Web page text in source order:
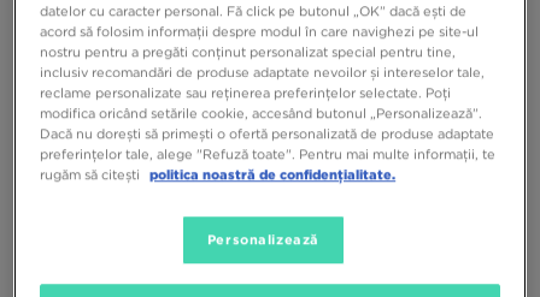
NIKE PANTALONI B NSW AIR MAX
HOODRICH PANTALONI RITUAL
datelor cu caracter personal. Fă click pe butonul „OK” dacă ești de
acord să folosim informații despre modul în care navighezi pe site-ul
nostru pentru a pregăti conținut personalizat special pentru tine,
inclusiv recomandări de produse adaptate nevoilor și intereselor tale,
reclame personalizate sau reținerea preferințelor selectate. Poți
modifica oricând setările cookie, accesând butonul „Personalizează”.
Dacă nu dorești să primești o ofertă personalizată de produse adaptate
preferințelor tale, alege "Refuză toate". Pentru mai multe informații, te
rugăm să citești
politica noastră de confidențialitate.
Personalizează